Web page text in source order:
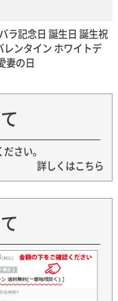
ラ記念日 誕生日 誕生祝
レンタイン ホワイトデ
妻の日
さい。
詳しくはこちら